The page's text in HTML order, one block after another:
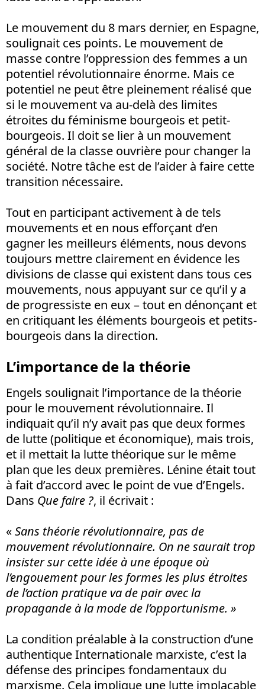
Le mouvement du 8 mars dernier, en Espagne,
soulignait ces points. Le mouvement de
masse contre l’oppression des femmes a un
potentiel révolutionnaire énorme. Mais ce
potentiel ne peut être pleinement réalisé que
si le mouvement va au-delà des limites
étroites du féminisme bourgeois et petit-
bourgeois. Il doit se lier à un mouvement
général de la classe ouvrière pour changer la
société. Notre tâche est de l’aider à faire cette
transition nécessaire.
Tout en participant activement à de tels
mouvements et en nous efforçant d’en
gagner les meilleurs éléments, nous devons
toujours mettre clairement en évidence les
divisions de classe qui existent dans tous ces
mouvements, nous appuyant sur ce qu’il y a
de progressiste en eux – tout en dénonçant et
en critiquant les éléments bourgeois et petits-
bourgeois dans la direction.
L’importance de la théorie
Engels soulignait l’importance de la théorie
pour le mouvement révolutionnaire. Il
indiquait qu’il n’y avait pas que deux formes
de lutte (politique et économique), mais trois,
et il mettait la lutte théorique sur le même
plan que les deux premières. Lénine était tout
à fait d’accord avec le point de vue d’Engels.
Dans Que faire ?, il écrivait :
«Sans théorie révolutionnaire, pas de
mouvement révolutionnaire. On ne saurait trop
insister sur cette idée à une époque où
l’engouement pour les formes les plus étroites
de l’action pratique va de pair avec la
propagande à la mode de l’opportunisme. »
La condition préalable à la construction d’une
authentique Internationale marxiste, c’est la
défense des principes fondamentaux du
marxisme. Cela implique une lutte implacable